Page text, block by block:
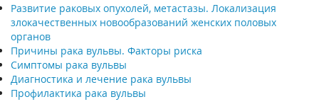
Развитие раковых опухолей, метастазы. Локализация
злокачественных новообразований женских половых
органов
Причины рака вульвы. Факторы риска
Симптомы рака вульвы
Диагностика и лечение рака вульвы
Профилактика рака вульвы